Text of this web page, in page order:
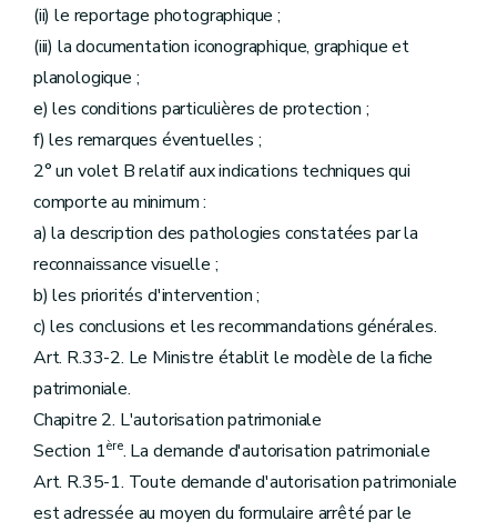
(ii) le reportage photographique ;
(iii) la documentation iconographique, graphique et
planologique ;
e) les conditions particulières de protection ;
f) les remarques éventuelles ;
2° un volet B relatif aux indications techniques qui
comporte au minimum :
a) la description des pathologies constatées par la
reconnaissance visuelle ;
b) les priorités d'intervention ;
c) les conclusions et les recommandations générales.
Art. R.33-2. Le Ministre établit le modèle de la fiche
patrimoniale.
Chapitre 2. L'autorisation patrimoniale
Section 1ère. La demande d'autorisation patrimoniale
Art. R.35-1. Toute demande d'autorisation patrimoniale
est adressée au moyen du formulaire arrêté par le